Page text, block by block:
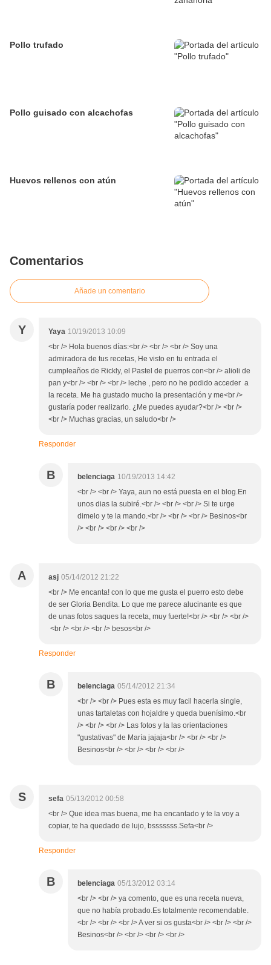
Pollo trufado
Pollo guisado con alcachofas
Huevos rellenos con atún
Comentarios
Añade un comentario
Y Yaya 10/19/2013 10:09
<br /> Hola buenos días:<br /> <br /> <br /> Soy una
admiradora de tus recetas, He visto en tu entrada el
cumpleaños de Rickly, el Pastel de puerros con<br /> alioli de
pan y<br /> <br /> <br /> leche , pero no he podido acceder a
la receta. Me ha gustado mucho la presentación y me<br />
gustaría poder realizarlo. ¿Me puedes ayudar?<br /> <br />
<br /> Muchas gracias, un saludo<br />
Responder
B belenciaga 10/19/2013 14:42
<br /> <br /> Yaya, aun no está puesta en el blog.En
unos dias la subiré.<br /> <br /> <br /> Si te urge
dimelo y te la mando.<br /> <br /> <br /> Besinos<br
/> <br /> <br /> <br />
A asj 05/14/2012 21:22
<br /> Me encanta! con lo que me gusta el puerro esto debe
de ser Gloria Bendita. Lo que me parece alucinante es que
de unas fotos saques la receta, muy fuerte!<br /> <br /> <br />
<br /> <br /> <br /> besos<br />
Responder
B belenciaga 05/14/2012 21:34
<br /> <br /> Pues esta es muy facil hacerla single,
unas tartaletas con hojaldre y queda buenísimo.<br
/> <br /> <br /> Las fotos y la las orientaciones
"gustativas" de María jajaja<br /> <br /> <br />
Besinos<br /> <br /> <br /> <br />
S sefa 05/13/2012 00:58
<br /> Que idea mas buena, me ha encantado y te la voy a
copiar, te ha quedado de lujo, bsssssss.Sefa<br />
Responder
B belenciaga 05/13/2012 03:14
<br /> <br /> ya comento, que es una receta nueva,
que no había probado.Es totalmente recomendable.
<br /> <br /> <br /> A ver si os gusta<br /> <br /> <br />
Besinos<br /> <br /> <br /> <br />